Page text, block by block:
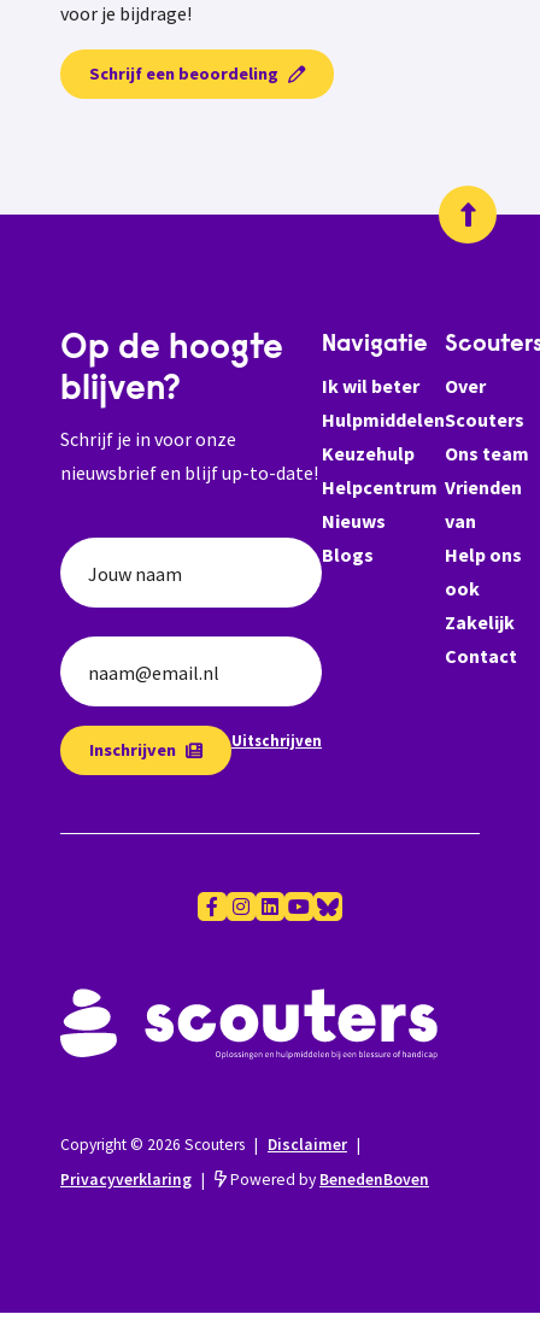
voor je bijdrage!
Schrijf een beoordeling
Op de hoogte
blijven?
Schrijf je in voor onze
nieuwsbrief en blijf up-to-date!
Jouw naam
naam@email.nl
Inschrijven Uitschrijven
Navigatie
Ik wil beter
Hulpmiddelen
Keuzehulp
Helpcentrum
Nieuws
Blogs
Over
Scouters
Ons team
Vrienden
van
Help ons
ook
Zakelijk
Contact
Copyright © 2026 Scouters | Disclaimer |
Privacyverklaring | Powered by BenedenBoven